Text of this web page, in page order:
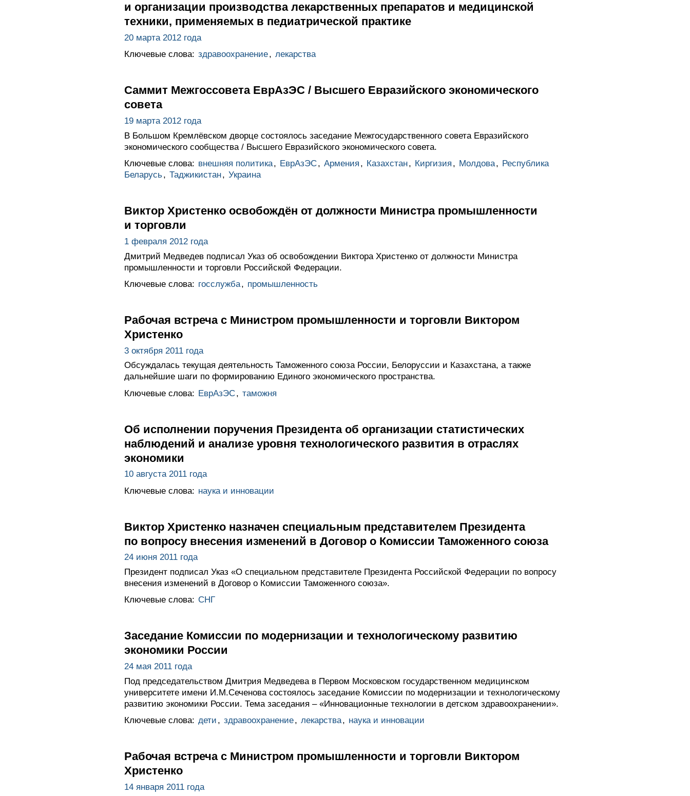
и организации производства лекарственных препаратов и медицинской
техники, применяемых в педиатрической практике
20 марта 2012 года
Ключевые слова: здравоохранение, лекарства
Саммит Межгоссовета ЕврАзЭС / Высшего Евразийского экономического
совета
19 марта 2012 года
В Большом Кремлёвском дворце состоялось заседание Межгосударственного совета Евразийского
экономического сообщества / Высшего Евразийского экономического совета.
Ключевые слова: внешняя политика, ЕврАзЭС, Армения , Казахстан, Киргизия , Молдова, Республика
Беларусь, Таджикистан, Украина
Виктор Христенко освобождён от должности Министра промышленности
и торговли
1 февраля 2012 года
Дмитрий Медведев подписал Указ об освобождении Виктора Христенко от должности Министра
промышленности и торговли Российской Федерации.
Ключевые слова: госслужба, промышленность
Рабочая встреча с Министром промышленности и торговли Виктором
Христенко
3 октября 2011 года
Обсуждалась текущая деятельность Таможенного союза России, Белоруссии и Казахстана, а также
дальнейшие шаги по формированию Единого экономического пространства.
Ключевые слова: ЕврАзЭС, таможня
Об исполнении поручения Президента об организации статистических
наблюдений и анализе уровня технологического развития в отраслях
экономики
10 августа 2011 года
Ключевые слова: наука и инновации
Виктор Христенко назначен специальным представителем Президента
по вопросу внесения изменений в Договор о Комиссии Таможенного союза
24 июня 2011 года
Президент подписал Указ «О специальном представителе Президента Российской Федерации по вопросу
внесения изменений в Договор о Комиссии Таможенного союза».
Ключевые слова: СНГ
Заседание Комиссии по модернизации и технологическому развитию
экономики России
24 мая 2011 года
Под председательством Дмитрия Медведева в Первом Московском государственном медицинском
университете имени И.М.Сеченова состоялось заседание Комиссии по модернизации и технологическому
развитию экономики России. Тема заседания – «Инновационные технологии в детском здравоохранении».
Ключевые слова: дети , здравоохранение, лекарства, наука и инновации
Рабочая встреча с Министром промышленности и торговли Виктором
Христенко
14 января 2011 года